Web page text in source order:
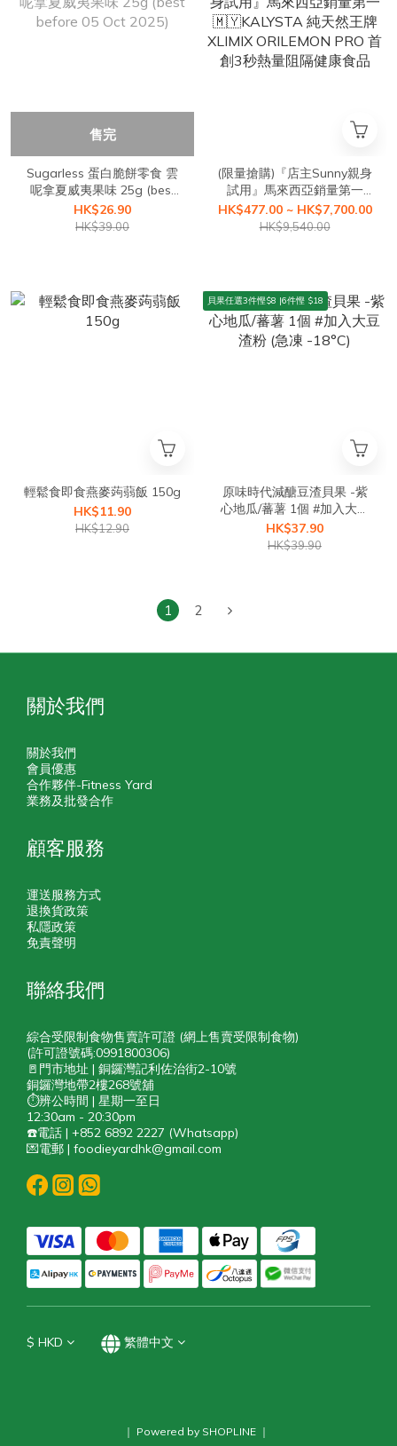
售完
Sugarless 蛋白脆餅零食 雲
呢拿夏威夷果味 25g (best
before 05 Oct 2025)
HK$26.90
HK$39.00
(限量搶購)『店主Sunny親身
試用』馬來西亞銷量第一
🇲🇾KALYSTA 純天然王牌
XLIMIX ORILEMON PRO 首
HK$477.00 ~ HK$7,700.00
HK$9,540.00
輕鬆食即食燕麥蒟蒻飯 150g
HK$11.90
HK$12.90
貝果任選3件慳$8 |6件慳 $18
原味時代減醣豆渣貝果 -紫
心地瓜/蕃薯 1個 #加入大豆
渣粉 (急凍 -18°C)
HK$37.90
HK$39.90
1 2
關於我們
關於我們
會員優惠
合作夥伴-Fitness Yard
業務及批發合作
顧客服務
運送服務方式
退換貨政策
私隱政策
免責聲明
聯絡我們
綜合受限制食物售賣許可證 (網上售賣受限制食物)
(許可證號碼:0991800306)
🚪門市地址 | 銅鑼灣記利佐治街2-10號
銅鑼灣地帶2樓268號舖
⏱️辨公時間 | 星期一至日
12:30am - 20:30pm
☎️電話 | +852 6892 2227 (Whatsapp)
💌電郵 | foodieyardhk@gmail.com
$ HKD 繁體中文
｜ Powered by SHOPLINE ｜